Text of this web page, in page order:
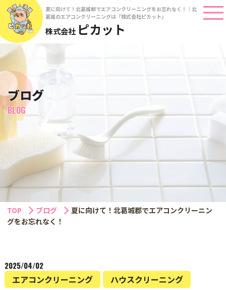
夏に向けて！北葛城郡でエアコンクリーニングをお忘れなく！｜北
葛城のエアコンクリーニングは『株式会社ピカット』
株式会社 ピカット
ブログ
BLOG
TOP ブログ
夏に向けて！北葛城郡でエアコンクリーニン
グをお忘れなく！
2025/04/02
エアコンクリーニング ハウスクリーニング